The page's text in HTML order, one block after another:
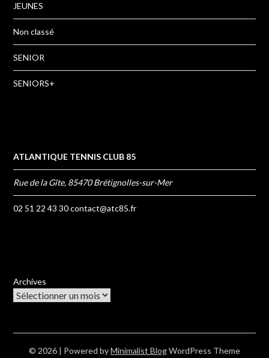
JEUNES
Non classé
SENIOR
SENIORS+
ATLANTIQUE TENNIS CLUB 85
Rue de la Gîte, 85470 Brétignolles-sur-Mer
02 51 22 43 30contact@atc85.fr
Archives
© 2026 | Powered byMinimalist BlogWordPress Theme